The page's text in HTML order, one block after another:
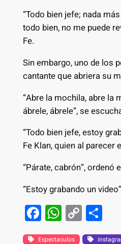
“Todo bien jefe; nada
todo bien, no me puede
Fe.
Sin embargo, uno de los
cantante que abriera su
“Abre la mochila, abre la
ábrele, ábrele”, se
“Todo bien jefe, estoy
Fe Klan, quien al parecer
“Párate, cabrón”, ordenó
“Estoy grabando un
F
a
W
h
C
o
S
h
Espectaculos